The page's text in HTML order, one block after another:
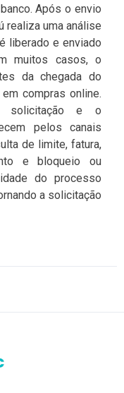
Após o envio
realiza uma análise
liberado e enviado
muitos casos, o
da chegada do
compras online.
solicitação e o
pelos canais
de limite, fatura,
e bloqueio ou
do processo
a solicitação